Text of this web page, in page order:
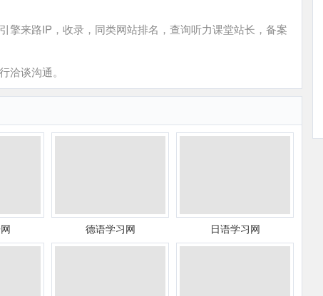
来路IP，收录，同类网站排名，查询听力课堂站长，备案
谈沟通。
德语学习网 日语学习网